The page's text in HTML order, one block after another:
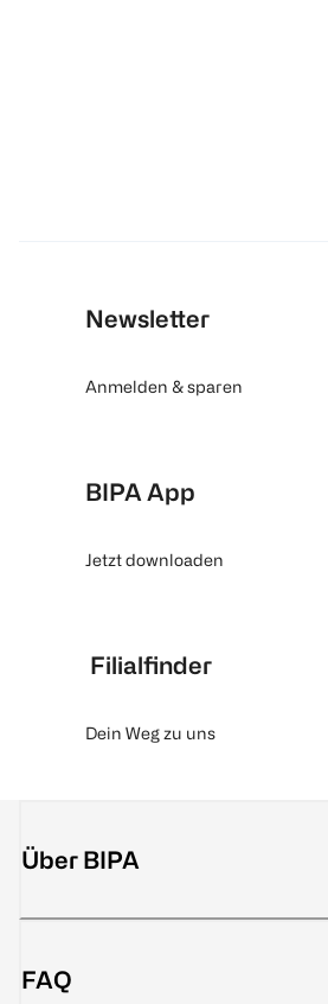
Newsletter
Anmelden & sparen
BIPA App
Jetzt downloaden
Filialfinder
Dein Weg zu uns
Über BIPA
FAQ